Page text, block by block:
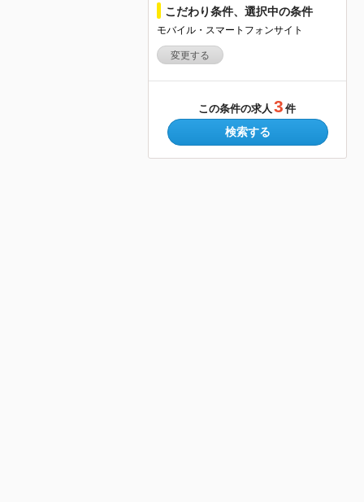
こだわり条件、選択中の条件
モバイル・スマートフォンサイト
変更する
この条件の求人 3 件
検索する